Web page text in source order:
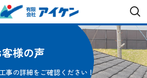
様の声
事の詳細をご確認ください！